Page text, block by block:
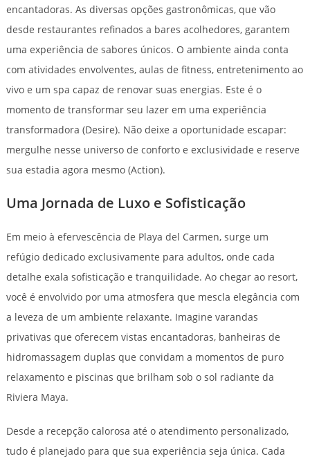
encantadoras. As diversas opções gastronômicas, que vão
desde restaurantes refinados a bares acolhedores, garantem
uma experiência de sabores únicos. O ambiente ainda conta
com atividades envolventes, aulas de fitness, entretenimento ao
vivo e um spa capaz de renovar suas energias. Este é o
momento de transformar seu lazer em uma experiência
transformadora (Desire). Não deixe a oportunidade escapar:
mergulhe nesse universo de conforto e exclusividade e reserve
sua estadia agora mesmo (Action).
Uma Jornada de Luxo e Sofisticação
Em meio à efervescência de Playa del Carmen, surge um
refúgio dedicado exclusivamente para adultos, onde cada
detalhe exala sofisticação e tranquilidade. Ao chegar ao resort,
você é envolvido por uma atmosfera que mescla elegância com
a leveza de um ambiente relaxante. Imagine varandas
privativas que oferecem vistas encantadoras, banheiras de
hidromassagem duplas que convidam a momentos de puro
relaxamento e piscinas que brilham sob o sol radiante da
Riviera Maya.
Desde a recepção calorosa até o atendimento personalizado,
tudo é planejado para que sua experiência seja única. Cada